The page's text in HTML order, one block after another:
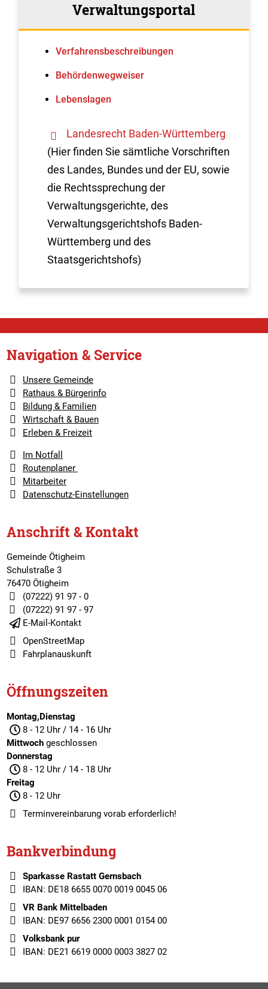
Verwaltungsportal
Verfahrens­beschreibungen
Behördenwegweiser
Lebenslagen
Landesrecht Baden-Württemberg
(Hier finden Sie sämtliche Vorschriften
des Landes, Bundes und der EU, sowie
die Rechtssprechung der
Verwaltungsgerichte, des
Verwaltungsgerichtshofs Baden-
Württemberg und des
Staatsgerichtshofs)
Navigation & Service
Unsere Gemeinde
Rathaus & Bürgerinfo
Bildung & Familien
Wirtschaft & Bauen
Erleben & Freizeit
Im Notfall
Routenplaner
Mitarbeiter
Datenschutz-Einstellungen
Anschrift & Kontakt
Gemeinde Ötigheim
Schulstraße 3
76470 Ötigheim
(07222) 91 97 - 0
(07222) 91 97 - 97
E-Mail-Kontakt
OpenStreetMap
Fahrplanauskunft
Öffnungszeiten
Montag,Dienstag
8 - 12 Uhr / 14 - 16 Uhr
Mittwochgeschlossen
Donnerstag
8 - 12 Uhr / 14 - 18 Uhr
Freitag
8 - 12 Uhr
Terminvereinbarungvorab erforderlich!
Bankverbindung
Sparkasse Rastatt Gernsbach
IBAN: DE18 6655 0070 0019 0045 06
VR Bank Mittelbaden
IBAN: DE97 6656 2300 0001 0154 00
Volksbank pur
IBAN: DE21 6619 0000 0003 3827 02